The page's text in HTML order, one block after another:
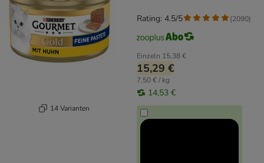
14 Varianten
Einzeln 15,38 €
15,29 €
7,50 € / kg
14,53 €
Rating: 4.5/5 (2090)